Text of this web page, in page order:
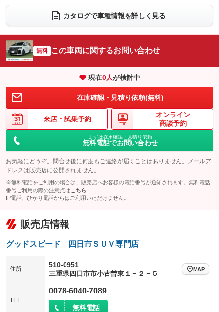
電動リアゲート フロントカメラ
：装備あり
：装備あり ：装備あり
サイドカメラ
：装備あり ルーフレール
：装備なし
：装備なし
：装備なし
カタログで車種情報を詳しく見る
無料 この車両に関するお問い合わせ
現在0人が検討中
在庫確認・見積り依頼(無料)
来店・ 試乗予約
オンライン
商談予約
まずは在庫確認・見積り依頼
無料電話でお問い合わせ
お気軽にどうぞ。問合せ後に何度もご連絡が届くことはありません。メールア
ドレスは販売店に公開されません。
※無料電話をご利用の場合は、販売店へお客様の電話番号が通知されます。無料電話
番号ご利用の際の注意点は こちら
IP電話、ひかり電話からはご利用いただけません。
販売店情報
グッドスピード 四日市ＳＵＶ専門店
住所
510-0951
三重県四日市市小古曽東１－２－５
MAP
TEL
0078-6040-7089
無料電話